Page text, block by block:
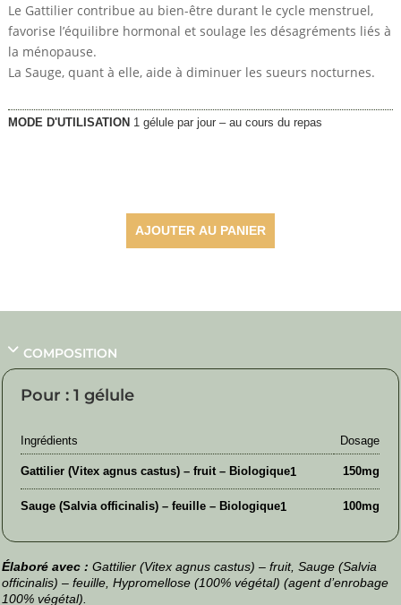
Le Gattilier contribue au bien-être durant le cycle menstruel,
favorise l’équilibre hormonal et soulage les désagréments liés à
la ménopause.
La Sauge, quant à elle, aide à diminuer les sueurs nocturnes.
MODE D'UTILISATION 1 gélule par jour – au cours du repas
AJOUTER AU PANIER
COMPOSITION
Pour : 1 gélule
Ingrédients Dosage
Gattilier (Vitex agnus castus) – fruit – Biologique1 150mg
Sauge (Salvia officinalis) – feuille – Biologique1 100mg
Élaboré avec : Gattilier (Vitex agnus castus) – fruit, Sauge (Salvia
officinalis) – feuille, Hypromellose (100% végétal) (agent d’enrobage
100% végétal).